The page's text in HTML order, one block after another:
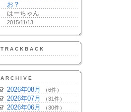
お？
はーちゃん
2015/11/13
TRACKBACK
ARCHIVE
2026年08月 （6件）
2026年07月 （31件）
2026年06月 （30件）